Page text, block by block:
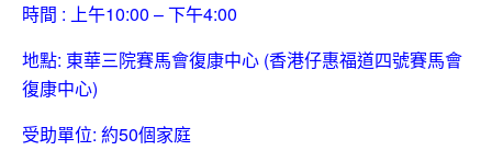
時間 : 上午10:00 – 下午4:00
地點: 東華三院賽馬會復康中心 (香港仔惠福道四號賽馬會
復康中心)
受助單位: 約50個家庭